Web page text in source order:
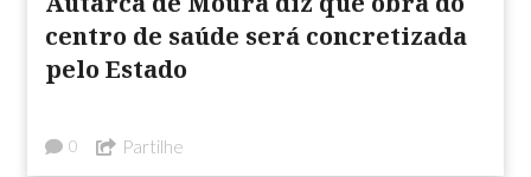
centro de saúde será concretizada
pelo Estado
0 Partilhe